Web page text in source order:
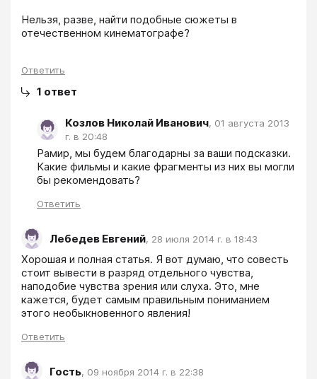
Нельзя, разве, найти подобные сюжеты в
отечественном кинематографе?
Ответить
1 ответ
Козлов Николай Иванович, 01 августа 2013
г. в 20:48
Рамир, мы будем благодарны за ваши подсказки.
Какие фильмы и какие фрагменты из них вы могли
бы рекомендовать?
Ответить
Лебедев Евгений, 28 июля 2014 г. в 18:43
Хорошая и полная статья. Я вот думаю, что совесть
стоит вывести в разряд отдельного чувства,
наподобие чувства зрения или слуха. Это, мне
кажется, будет самым правильным пониманием
Ответить
Гость, 09 ноября 2014 г. в 22:38